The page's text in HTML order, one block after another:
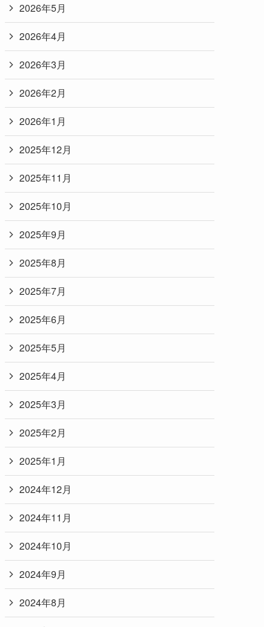
2026年5月
2026年4月
2026年3月
2026年2月
2026年1月
2025年12月
2025年11月
2025年10月
2025年9月
2025年8月
2025年7月
2025年6月
2025年5月
2025年4月
2025年3月
2025年2月
2025年1月
2024年12月
2024年11月
2024年10月
2024年9月
2024年8月